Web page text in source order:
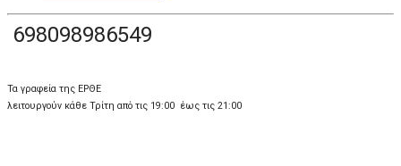
698098986549
Τα γραφεία της ΕΡΘΕ
λειτουργούν κάθε Τρίτη από τις 19:00 έως τις 21:00